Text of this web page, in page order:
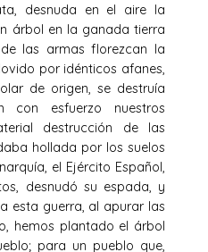
desnuda en el aire la
árbol en la ganada tierra
las armas florezcan la
por idénticos afanes,
de origen, se destruía
esfuerzo nuestros
destrucción de las
hollada por los suelos
el Ejército Español,
desnudó su espada, y
esta guerra, al apurar las
hemos plantado el árbol
para un pueblo que,